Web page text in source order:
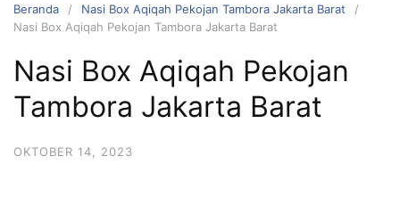
HUBUNGI
KAMI
Beranda
Nasi Box Aqiqah Pekojan Tambora Jakarta Barat
Nasi Box Aqiqah Pekojan Tambora Jakarta Barat
Nasi Box Aqiqah Pekojan
Tambora Jakarta Barat
OKTOBER 14, 2023